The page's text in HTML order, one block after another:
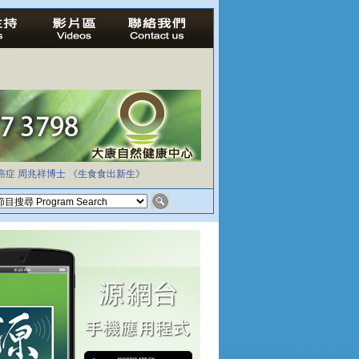
症 周兆祥博士 《生食食出新生》